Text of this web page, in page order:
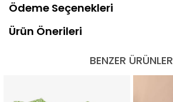
Ödeme Seçenekleri
Ürün Önerileri
BENZER ÜRÜNLER